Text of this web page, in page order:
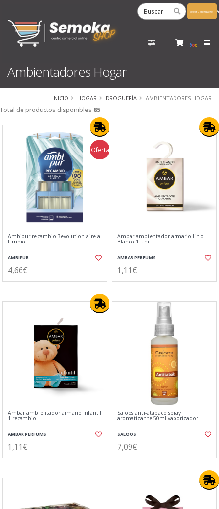
Ambientadores Hogar
INICIO HOGAR DROGUERÍA AMBIENTADORES HOGAR
Total de productos disponibles 85
Oferta
Ambipur recambio 3evolution aire a
Limpio
AMBIPUR
4,66€
Ambar ambientador armario Lino
Blanco 1 uni.
AMBAR PERFUMS
1,11€
Ambar ambientador armario infantil
1 recambio
AMBAR PERFUMS
1,11€
Saloos anti-atabaco spray
aromatizante 50ml vaporizador
SALOOS
7,09€